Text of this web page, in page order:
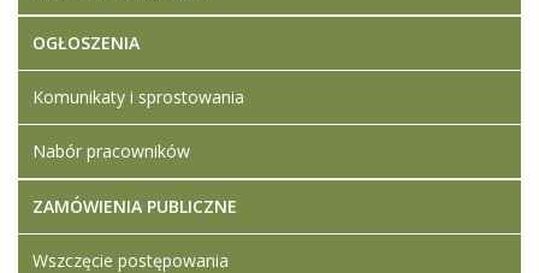
OGŁOSZENIA
Komunikaty i sprostowania
Nabór pracowników
ZAMÓWIENIA PUBLICZNE
Wszczęcie postępowania